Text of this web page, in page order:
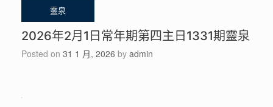
2026年2月1日常年期第四主日1331期靈泉
Posted on 31 1 月, 2026 by admin